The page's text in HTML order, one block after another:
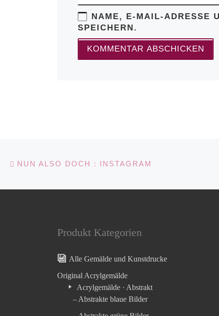
NAME, E-MAIL-ADRESSE
SPEICHERN.
Beitragsnavigation
NUN ALSO DOCH : INSTAGRAM
Produkt Kategorien
Alle Gemälde und Kunstdrucke
Original Acrylgemälde
Acrylgemälde · Abstrakt
– Abstrakte blaue Bilder